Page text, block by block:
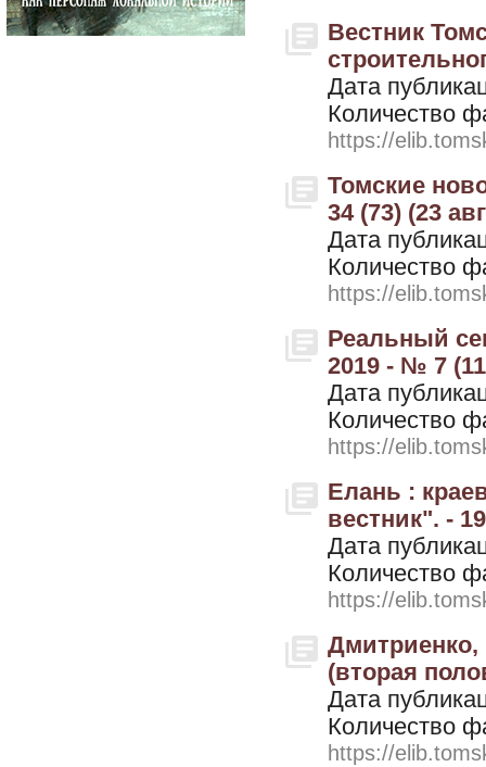
Вестник
Дата
Количество
https://
Томские
34 (73) (23
Дата
Количество
https://
Реальный
2019 - № 7
Дата
Количество
https://
Елань :
вестник". -
Дата
Количество
https://
(вторая
Дата
Количество
https://